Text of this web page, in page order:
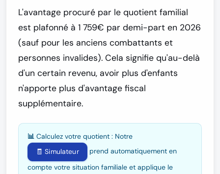
L'avantage procuré par le quotient familial
est plafonné à 1 759€ par demi-part en 2026
(sauf pour les anciens combattants et
personnes invalides). Cela signifie qu'au-delà
d'un certain revenu, avoir plus d'enfants
n'apporte plus d'avantage fiscal
supplémentaire.
📊 Calculez votre quotient : Notre
🧾 Simulateur
prend automatiquement en
compte votre situation familiale et applique le